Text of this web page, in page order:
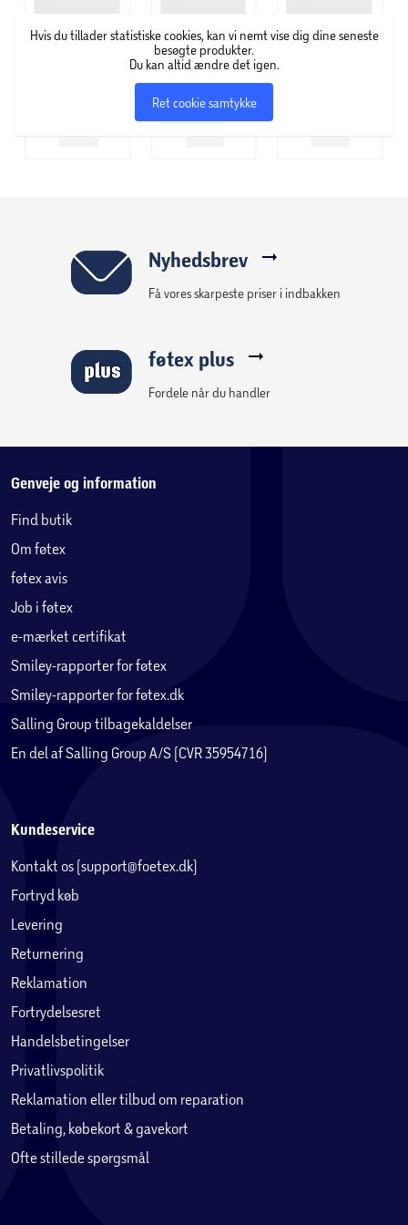
Velegnet til både moderne og klassiske haver, hvor der
ønskes en kombination af læ, privatliv og et grønt, levende
levetiden anbefales efterbehandling med træbeskyttelse.
Hvis du tillader statistiske cookies, kan vi nemt vise dig dine seneste
besøgte produkter.
Du kan altid ændre det igen.
Ret cookie samtykke
Nyhedsbrev
Få vores skarpeste priser i indbakken
føtex plus
Fordele når du handler
Genveje og information
Find butik
Om føtex
føtex avis
Job i føtex
e-mærket certifikat
Smiley-rapporter for føtex
Smiley-rapporter for føtex.dk
Salling Group tilbagekaldelser
En del af Salling Group A/S (CVR 35954716)
Kundeservice
Kontakt os (support@foetex.dk)
Fortryd køb
Levering
Returnering
Reklamation
Fortrydelsesret
Handelsbetingelser
Privatlivspolitik
Reklamation eller tilbud om reparation
Betaling, købekort & gavekort
Ofte stillede spørgsmål